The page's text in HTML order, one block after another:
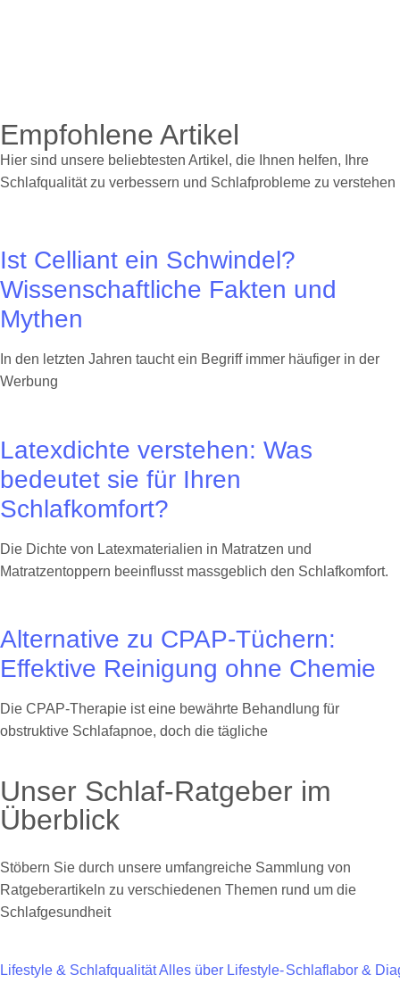
Empfohlene Artikel
Hier sind unsere beliebtesten Artikel, die Ihnen helfen, Ihre
Schlafqualität zu verbessern und Schlafprobleme zu verstehen
Ist Celliant ein Schwindel?
Wissenschaftliche Fakten und
Mythen
In den letzten Jahren taucht ein Begriff immer häufiger in der
Werbung
Latexdichte verstehen: Was
bedeutet sie für Ihren
Schlafkomfort?
Die Dichte von Latexmaterialien in Matratzen und
Matratzentoppern beeinflusst massgeblich den Schlafkomfort.
Alternative zu CPAP-Tüchern:
Effektive Reinigung ohne Chemie
Die CPAP-Therapie ist eine bewährte Behandlung für
obstruktive Schlafapnoe, doch die tägliche
Unser Schlaf-Ratgeber im
Überblick
Stöbern Sie durch unsere umfangreiche Sammlung von
Ratgeberartikeln zu verschiedenen Themen rund um die
Schlafgesundheit
Lifestyle & SchlafqualitätAlles über Lifestyle-Schlaflabor &